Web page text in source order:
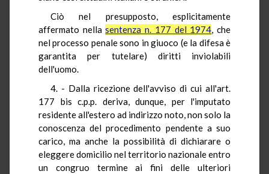
Ciò nel presupposto, esplicitamente
affermato nellasentenza n. 177 del 1974, che
nel processo penale sono in giuoco (e la difesa è
garantita per tutelare) diritti inviolabili
dell'uomo.
4. - Dalla ricezione dell'avviso di cui all'art.
177 bis c.p.p. deriva, dunque, per l'imputato
residente all'estero ad indirizzo noto, non solo la
conoscenza del procedimento pendente a suo
carico, ma anche la possibilità di dichiarare o
eleggere domicilio nel territorio nazionale entro
un congruo termine ai fini delle ulteriori